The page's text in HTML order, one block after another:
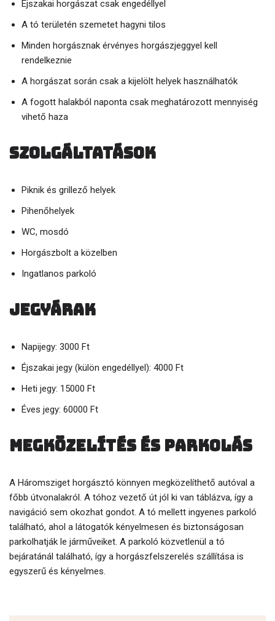
Éjszakai horgászat csak engedéllyel
A tó területén szemetet hagyni tilos
Minden horgásznak érvényes horgászjeggyel kell
rendelkeznie
A horgászat során csak a kijelölt helyek használhatók
A fogott halakból naponta csak meghatározott mennyiség
vihető haza
Szolgáltatások
Piknik és grillező helyek
Pihenőhelyek
WC, mosdó
Horgászbolt a közelben
Ingatlanos parkoló
Jegyárak
Napijegy: 3000 Ft
Éjszakai jegy (külön engedéllyel): 4000 Ft
Heti jegy: 15000 Ft
Éves jegy: 60000 Ft
Megközelítés és parkolás
A Háromsziget horgásztó könnyen megközelíthető autóval a
főbb útvonalakról. A tóhoz vezető út jól ki van táblázva, így a
navigáció sem okozhat gondot. A tó mellett ingyenes parkoló
található, ahol a látogatók kényelmesen és biztonságosan
parkolhatják le járműveiket. A parkoló közvetlenül a tó
bejáratánál található, így a horgászfelszerelés szállítása is
egyszerű és kényelmes.